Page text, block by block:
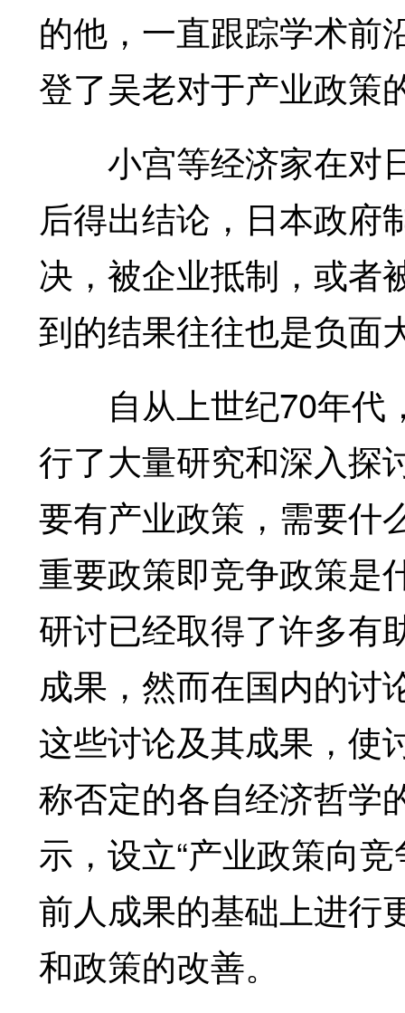
的他，一直跟踪学术前
登了吴老对于产业政策
小宫等经济家在对
后得出结论，日本政府
决，被企业抵制，或者
到的结果往往也是负面
自从上世纪70年代
行了大量研究和深入探
要有产业政策，需要什
重要政策即竞争政策是
研讨已经取得了许多有
成果，然而在国内的讨
这些讨论及其成果，使
称否定的各自经济哲学
示，设立“产业政策向
前人成果的基础上进行
和政策的改善。